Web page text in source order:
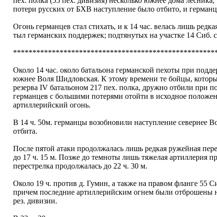
потери русских от БХВ наступление было отбито, и
Огонь германцев стал стихать, и к 14 час. велась лишь
тыл германских поддержек; подтянутых на участке 14 Сиб.
Около 14 час. около батальона германской пехоты при
южнее Воля Шидловская. К этому времени те бойцы,
резерва IV батальоном 217 пех. полка, дружно отбили при
германцев с большими потерями отойти в исходное
артиллерийский огонь.
В 14 ч. 50м. германцы возобновили наступление севернее
отбита.
После пятой атаки продолжалась лишь редкая ружейная
до 17 ч. 15 м. Позже до темноты лишь тяжелая артиллерия
перестрелка продолжалась до 22 ч. 30 м.
Около 19 ч. против д. Гумин, а также на правом фланге 55
причем последние артиллерийским огнем были отброшены
рез. дивизии.